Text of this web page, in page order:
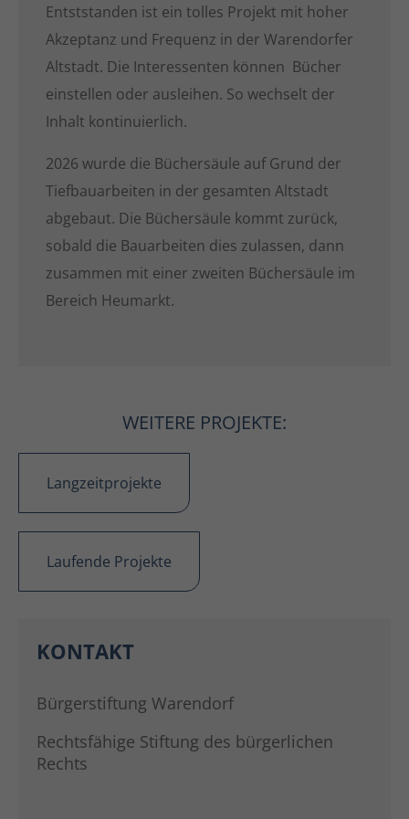
Entststanden ist ein tolles Projekt mit hoher
Akzeptanz und Frequenz in der Warendorfer
Altstadt. Die Interessenten können Bücher
einstellen oder ausleihen. So wechselt der
Inhalt kontinuierlich.
2026 wurde die Büchersäule auf Grund der
Tiefbauarbeiten in der gesamten Altstadt
abgebaut. Die Büchersäule kommt zurück,
sobald die Bauarbeiten dies zulassen, dann
zusammen mit einer zweiten Büchersäule im
Bereich Heumarkt.
WEITERE PROJEKTE:
Langzeitprojekte
Laufende Projekte
KONTAKT
Bürgerstiftung Warendorf
Rechtsfähige Stiftung des bürgerlichen
Rechts